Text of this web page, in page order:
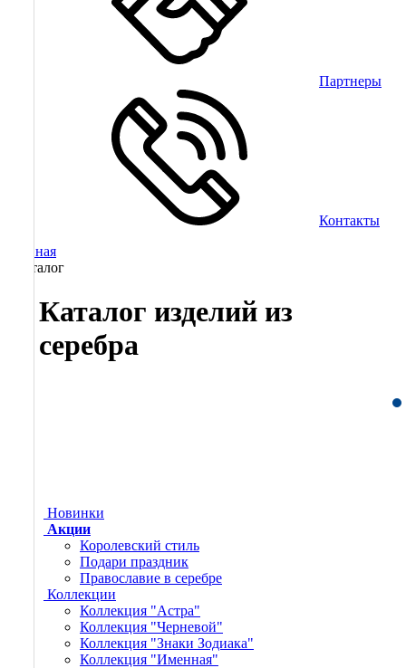
Партнеры
Контакты
Главная
Каталог
Каталог изделий из
серебра
Новинки
Акции
Королевский стиль
Подари праздник
Православие в серебре
Коллекции
Коллекция "Астра"
Коллекция "Черневой"
Коллекция "Знаки Зодиака"
Коллекция "Именная"